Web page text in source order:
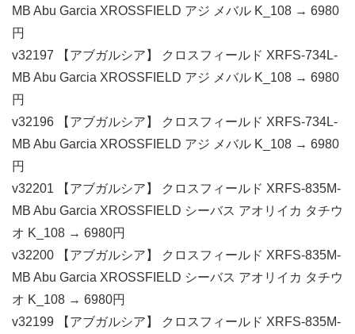
MB Abu Garcia XROSSFIELD アジ メバル K_108 → 6980
円
v32197 【アブガルシア】 クロスフィールド XRFS-734L-
MB Abu Garcia XROSSFIELD アジ メバル K_108 → 6980
円
v32196 【アブガルシア】 クロスフィールド XRFS-734L-
MB Abu Garcia XROSSFIELD アジ メバル K_108 → 6980
円
v32201 【アブガルシア】 クロスフィールド XRFS-835M-
MB Abu Garcia XROSSFIELD シーバス アオリイカ タチウ
オ K_108 → 6980円
v32200 【アブガルシア】 クロスフィールド XRFS-835M-
MB Abu Garcia XROSSFIELD シーバス アオリイカ タチウ
オ K_108 → 6980円
v32199 【アブガルシア】 クロスフィールド XRFS-835M-